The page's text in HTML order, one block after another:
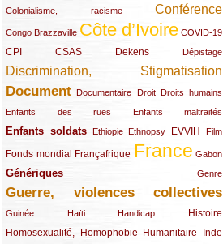
Colonialisme, racisme
(19/289) Conférence
(118/289)
Congo Brazzaville
(24/289) Côte d’Ivoire
(263/289) COVID-19
(13/289)
CPI
(48/289) CSAS
(32/289) Dekens
(29/289) Dépistage
(19/289)
Discrimination, Stigmatisation
(131/289)
Document
(145/289) Documentaire
(9/289) Droit
(20/289) Droits humains
(22/289)
Enfants des rues
(21/289) Enfants maltraités
(10/289)
Enfants soldats
(68/289) Ethiopie
(12/289) Ethnopsy
(15/289) EVVIH
(55/289) Film
(22/289)
Fonds mondial
(48/289) Françafrique
(39/289) France
(289/289) Gabon
(12/289)
Génériques
(59/289) Genre
(22/289)
Guerre, violences collectives
(149/289)
Guinée
(12/289) Haïti
(15/289) Handicap
(10/289) Histoire
(49/289)
Homosexualité, Homophobie
(44/289) Humanitaire
(47/289) Inde
(34/289)